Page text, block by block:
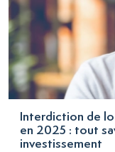
Interdiction de
en 2025 : tout
investissement